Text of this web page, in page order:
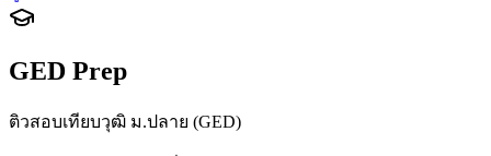
GED Prep
ติวสอบเทียบวุฒิ ม.ปลาย (GED)